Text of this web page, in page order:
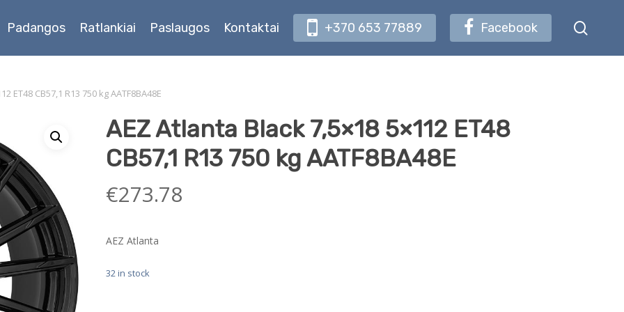
Padangos Ratlankiai Paslaugos Kontaktai +370 653 77889 Facebook
ET48 CB57,1 R13 750 kg AATF8BA48E
AEZ Atlanta Black 7,5×18 5×112 ET48
CB57,1 R13 750 kg AATF8BA48E
€273.78
AEZ Atlanta
32 in stock